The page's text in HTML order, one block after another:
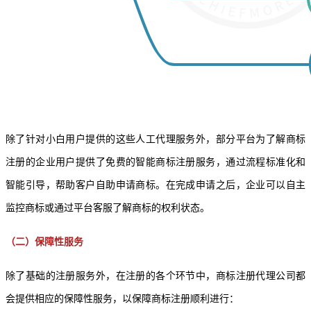
除了针对小白用户提供的这些人工代理服务外，部分平台为了解商标
注册的企业用户提供了免费的智能商标注册服务，通过流程标准化和
智能引导，帮助客户自助申请商标。在完成申请之后，企业可以自主
监控商标或通过平台客服了解商标的权利状态。
（二）保障性服务
除了基础的注册服务外，在注册的各个环节中， 商标注册代理公司都
会提供相应的保障性服务，以保障商标注册顺利进行：